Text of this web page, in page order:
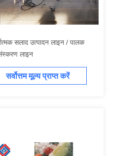
सलाद उत्पादन लाइन / पालक
लाइन
सर्वोत्तम मूल्य प्राप्त करें